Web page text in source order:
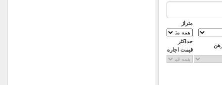
متراژ
حداکثر
قیمت اجاره